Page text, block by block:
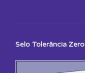
Selo Tolerância Zero